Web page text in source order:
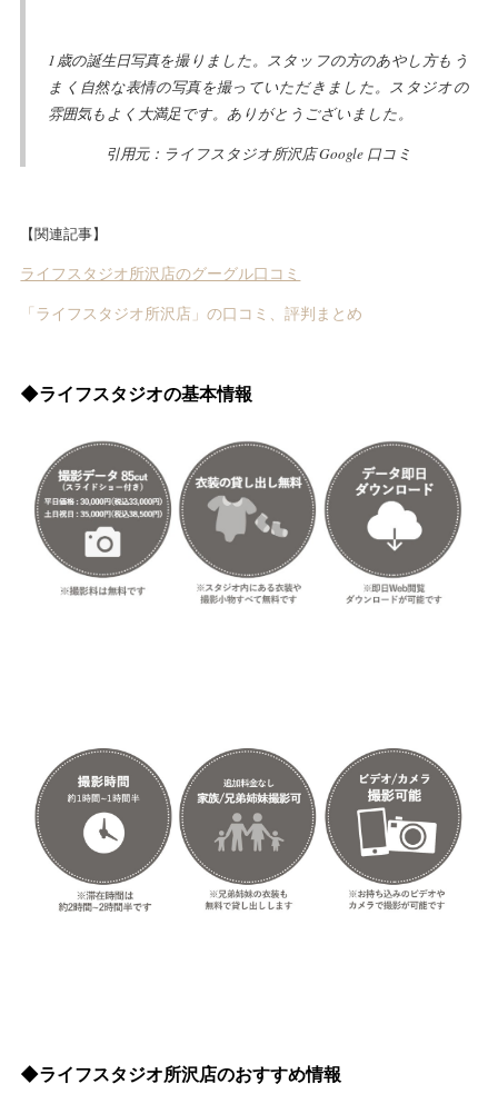
1歳の誕生日写真を撮りました。スタッフの方のあやし方もう
まく自然な表情の写真を撮っていただきました。スタジオの
雰囲気もよく大満足です。ありがとうございました。
引用元：ライフスタジオ所沢店 Google 口コミ
【関連記事】
ライフスタジオ所沢店のグーグル口コミ
「ライフスタジオ所沢店」の口コミ、評判まとめ
◆ライフスタジオの基本情報
◆ライフスタジオ所沢店のおすすめ情報